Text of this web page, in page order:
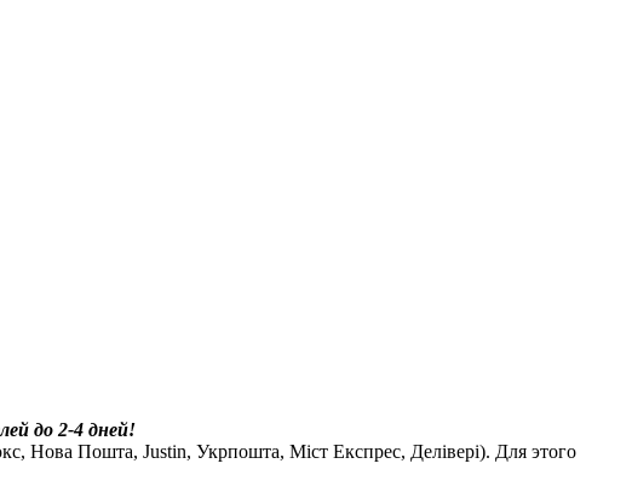
до 2-4 дней!
Нова Пошта, Justin, Укрпошта, Міст Експрес, Делівері). Для этого